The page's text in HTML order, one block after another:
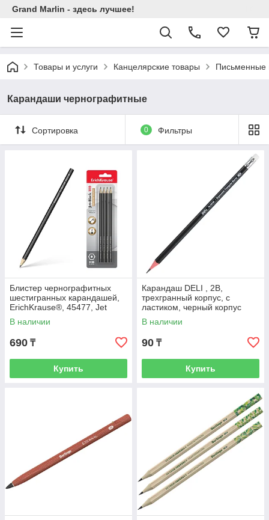
Grand Marlin - здесь лучшее!
Товары и услуги Канцелярские товары Письменные
Карандаши чернографитные
Сортировка 0 Фильтры
Блистер чернографитных
шестигранных карандашей,
ErichKrause®, 45477, Jet
Black 100 HB (4 шт.), чёрны
В наличии
690 ₸
Купить
Карандаш DELI , 2В,
трехгранный корпус, с
ластиком, черный корпус
В наличии
90 ₸
Купить